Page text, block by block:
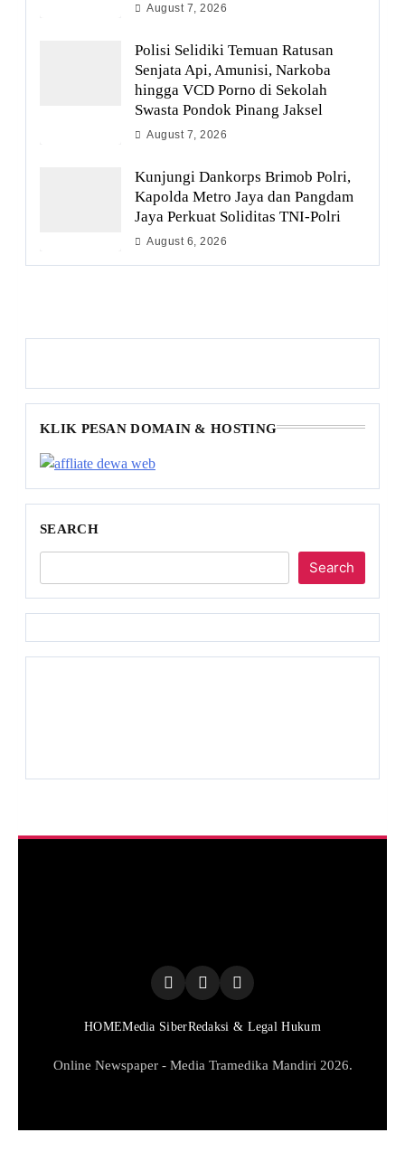
August 7, 2026
Polisi Selidiki Temuan Ratusan
Senjata Api, Amunisi, Narkoba
hingga VCD Porno di Sekolah
Swasta Pondok Pinang Jaksel
August 7, 2026
Kunjungi Dankorps Brimob Polri,
Kapolda Metro Jaya dan Pangdam
Jaya Perkuat Soliditas TNI-Polri
August 6, 2026
KLIK PESAN DOMAIN & HOSTING
SEARCH
Search
HOMEMedia SiberRedaksi & Legal Hukum
Online Newspaper - Media Tramedika Mandiri 2026.